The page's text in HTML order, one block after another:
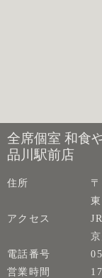
全席個室 和食
品川駅前店
住所
アクセス
電話番号
営業時間